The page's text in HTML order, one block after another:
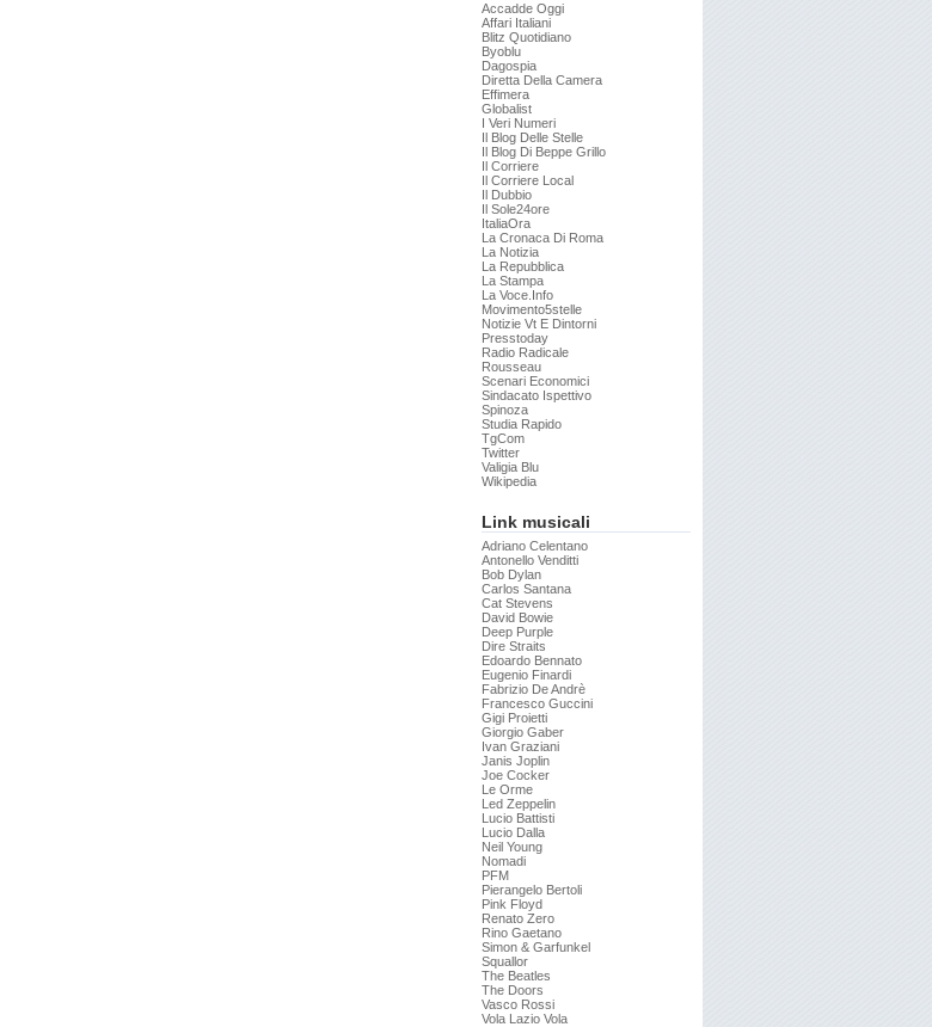
Accadde Oggi
Affari Italiani
Blitz Quotidiano
Byoblu
Dagospia
Diretta Della Camera
Effimera
Globalist
I Veri Numeri
Il Blog Delle Stelle
Il Blog Di Beppe Grillo
Il Corriere
Il Corriere Local
Il Dubbio
Il Sole24ore
ItaliaOra
La Cronaca Di Roma
La Notizia
La Repubblica
La Stampa
La Voce.info
Movimento5stelle
Notizie Vt E Dintorni
Presstoday
Radio Radicale
Rousseau
Scenari Economici
Sindacato Ispettivo
Spinoza
Studia Rapido
TgCom
Twitter
Valigia Blu
Wikipedia
Link musicali
Adriano Celentano
Antonello Venditti
Bob Dylan
Carlos Santana
Cat Stevens
David Bowie
Deep Purple
Dire Straits
Edoardo Bennato
Eugenio Finardi
Fabrizio De Andrè
Francesco Guccini
Gigi Proietti
Giorgio Gaber
Ivan Graziani
Janis Joplin
Joe Cocker
Le Orme
Led Zeppelin
Lucio Battisti
Lucio Dalla
Neil Young
Nomadi
PFM
Pierangelo Bertoli
Pink Floyd
Renato Zero
Rino Gaetano
Simon & Garfunkel
Squallor
The Beatles
The Doors
Vasco Rossi
Vola Lazio Vola